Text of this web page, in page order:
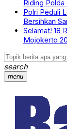
Riding Polda
Polri Peduli
Bersihkan
Selamat! 18
Mojokerto
search
menu